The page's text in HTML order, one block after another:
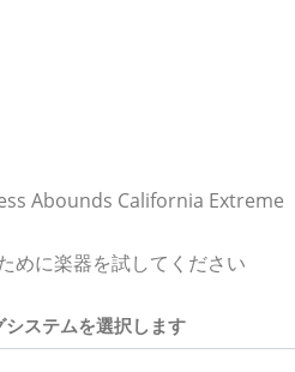
Abounds California Extreme
めに楽器を試してください
ステムを選択します